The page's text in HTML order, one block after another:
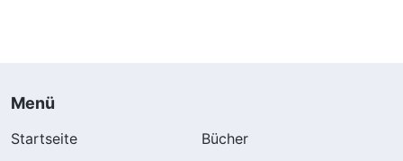
Menü
Startseite
Bücher